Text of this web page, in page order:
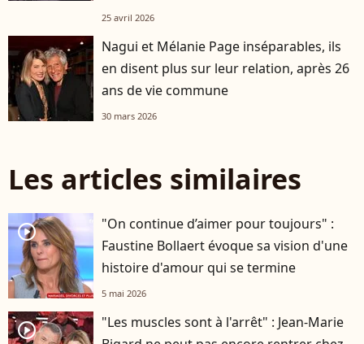
25 avril 2026
Nagui et Mélanie Page inséparables, ils
en disent plus sur leur relation, après 26
ans de vie commune
30 mars 2026
Les articles similaires
player2
"On continue d’aimer pour toujours" :
Faustine Bollaert évoque sa vision d'une
histoire d'amour qui se termine
5 mai 2026
player2
"Les muscles sont à l'arrêt" : Jean-Marie